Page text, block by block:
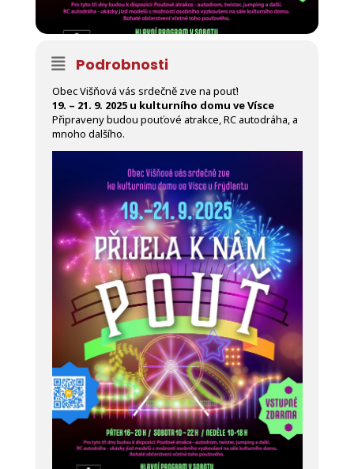
Podrobnosti
Obec Višňová vás srdečně zve na pouť!
19. – 21. 9. 2025 u kulturního domu ve Vísce
Připraveny budou pouťové atrakce, RC autodráha, a
mnoho dalšího.